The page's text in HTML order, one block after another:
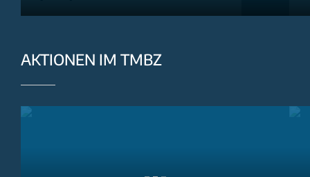
AKTIONEN IM TMBZ